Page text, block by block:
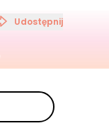
Udostępnij